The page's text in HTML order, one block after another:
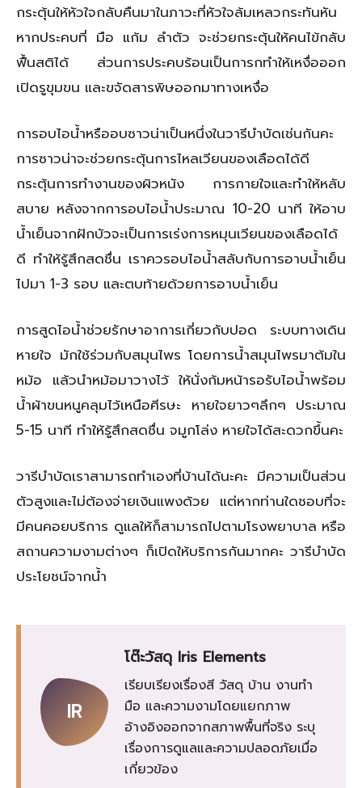
กระตุ้นให้หัวใจกลับคืนมาในภาวะที่หัวใจล้มเหลวกระทันหัน
หากประคบที่ มือ แก้ม ลำตัว จะช่วยกระตุ้นให้คนไข้กลับ
ฟื้นสติได้ ส่วนการประคบร้อนเป็นการกทำให้เหงื่อออก
เปิดรูขุมขน และขจัดสารพิษออกมาทางเหงื่อ
การอบไอน้ำหรืออบซาวน่าเป็นหนึ่งในวารีบำบัดเช่นกันคะ
การซาวน่าจะช่วยกระตุ้นการไหลเวียนของเลือดได้ดี
กระตุ้นการทำงานของผิวหนัง การกายใจและทำให้หลับ
สบาย หลังจากการอบไอน้ำประมาณ 10-20 นาที ให้อาบ
น้ำเย็นจากฝักบัวจะเป็นการเร่งการหมุนเวียนของเลือดได้
ดี ทำให้รู้สึกสดชื่น เราควรอบไอน้ำสลับกับการอาบน้ำเย็น
ไปมา 1-3 รอบ และตบท้ายด้วยการอาบน้ำเย็น
การสูดไอน้ำช่วยรักษาอาการเกี่ยวกับปอด ระบบทางเดิน
หายใจ มักใช้ร่วมกับสมุนไพร โดยการน้ำสมุนไพรมาต้มใน
หม้อ แล้วนำหม้อมาวางไว้ ให้นั่งก้มหน้ารอรับไอน้ำพร้อม
น้ำผ้าขนหนูคลุมไว้เหนือศีรษะ หายใจยาวๆลึกๆ ประมาณ
5-15 นาที ทำให้รู้สึกสดชื่น จมูกโล่ง หายใจได้สะดวกขึ้นคะ
วารีบำบัดเราสามารถทำเองที่บ้านได้นะคะ มีความเป็นส่วน
ตัวสูงและไม่ต้องจ่ายเงินแพงด้วย แต่หากท่านใดชอบที่จะ
มีคนคอยบริการ ดูแลให้ก็สามารถไปตามโรงพยาบาล หรือ
สถานความงามต่างๆ ก็เปิดให้บริการกันมากคะ วารีบำบัด
ประโยชน์จากน้ำ
IR
โต๊ะวัสดุ Iris Elements
เรียบเรียงเรื่องสี วัสดุ บ้าน งานทำ
มือ และความงามโดยแยกภาพ
อ้างอิงออกจากสภาพพื้นที่จริง ระบุ
เรื่องการดูแลและความปลอดภัยเมื่อ
เกี่ยวข้อง